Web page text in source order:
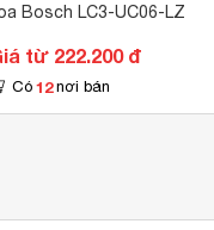
Bosch LC3-UC06-LZ
từ 222.200 đ
Có 12 nơi bán